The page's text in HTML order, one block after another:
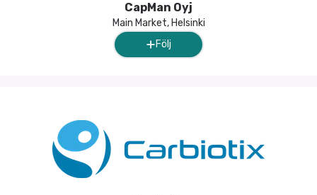
CapMan Oyj
Main Market, Helsinki
Följ